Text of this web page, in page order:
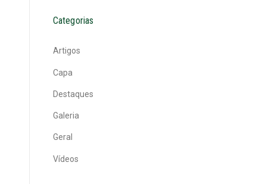
Categorias
Artigos
Capa
Destaques
Galeria
Geral
Vídeos